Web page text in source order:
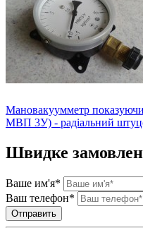
Мановакуумметр
МВП 3У) - радіальний
Швидке
Ваше им'я*
Ваш телефон*